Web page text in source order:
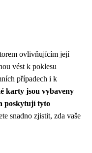
ovlivňujícím její
vést k poklesu
případech i k
karty jsou vybaveny
poskytují tyto
snadno zjistit, zda vaše